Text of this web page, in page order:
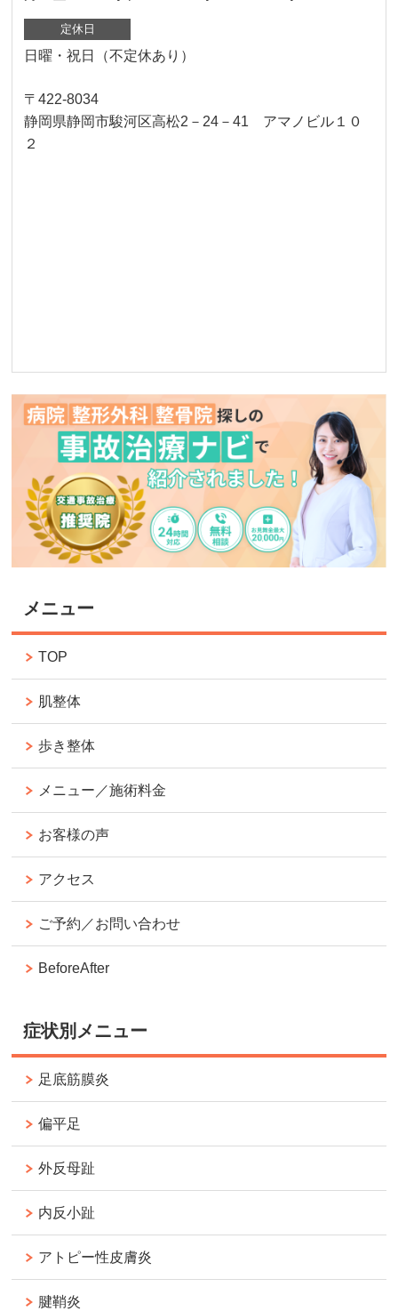
定休日
日曜・祝日（不定休あり）
〒422-8034
静岡県静岡市駿河区高松2－24－41 アマノビル１０
２
メニュー
TOP
肌整体
歩き整体
メニュー／施術料金
お客様の声
アクセス
ご予約／お問い合わせ
BeforeAfter
症状別メニュー
足底筋膜炎
偏平足
外反母趾
内反小趾
アトピー性皮膚炎
腱鞘炎